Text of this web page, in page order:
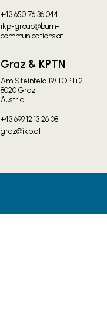
+43 650 76 36 044
ikp-group@burn-
communications.at
Graz & KPTN
Am Steinfeld 19/TOP 1+2
8020 Graz
Austria
+43 699 12 13 26 08
graz@ikp.at